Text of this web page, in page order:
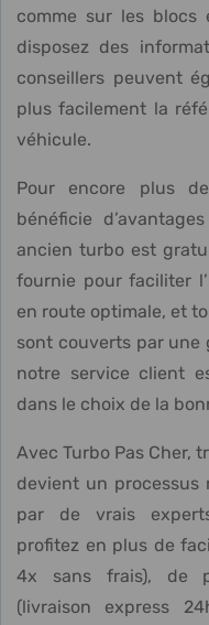
comme sur les blocs
disposez des
conseillers peuvent
plus facilement la
véhicule.
Pour encore plus
bénéficie
ancien turbo est
fournie pour faciliter
en route optimale, et
sont couverts par une
notre service client
dans le choix de la
Avec Turbo Pas Cher,
devient un processus
par de vrais
profitez en plus de
4x sans frais), de
(livraison express